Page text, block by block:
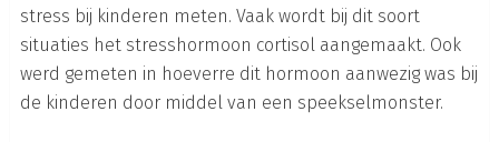
stress bij kinderen meten. Vaak wordt bij dit soort
situaties het stresshormoon cortisol aangemaakt. Ook
werd gemeten in hoeverre dit hormoon aanwezig was bij
de kinderen door middel van een speekselmonster.